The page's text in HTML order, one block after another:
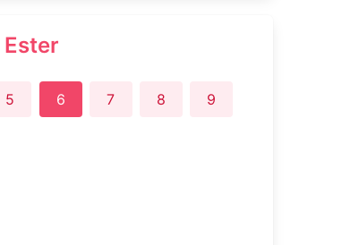
Ester
5 6 7 8 9